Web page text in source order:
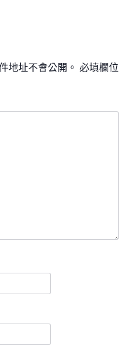
地址不會公開。 必填欄位